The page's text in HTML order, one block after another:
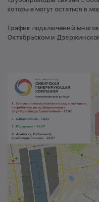
которые могут остаться в
График подключений
Октябрьском и